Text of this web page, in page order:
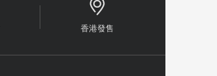

香港發售